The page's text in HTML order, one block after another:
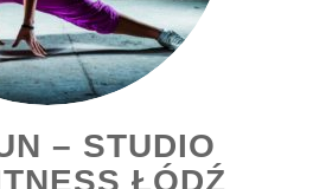
– STUDIO
ŁÓDŹ